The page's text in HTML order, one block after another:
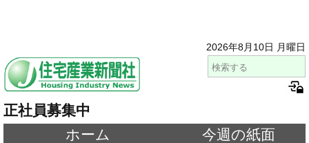
2026年8月10日 月曜日
正社員募集中
ホーム
今週の紙面